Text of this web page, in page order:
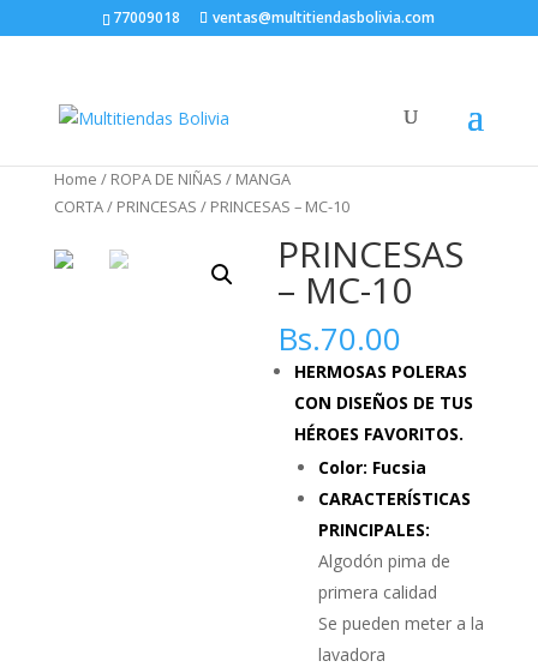
77009018 ventas@multitiendasbolivia.com
Home / ROPA DE NIÑAS / MANGA
CORTA/ PRINCESAS / PRINCESAS – MC-10
PRINCESAS
– MC-10
Bs.70.00
HERMOSAS POLERAS
CON DISEÑOS DE TUS
HÉROES FAVORITOS.
Color: Fucsia
CARACTERÍSTICAS
PRINCIPALES:
Algodón pima de
primera calidad
Se pueden meter a la
lavadora